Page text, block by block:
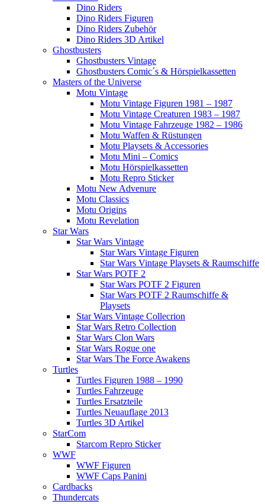
Dino Riders
Dino Riders Figuren
Dino Riders Zubehör
Dino Riders 3D Artikel
Ghostbusters
Ghostbusters Vintage
Ghostbusters Comic´s & Hörspielkassetten
Masters of the Universe
Motu Vintage
Motu Vintage Figuren 1981 – 1987
Motu Vintage Creaturen 1983 – 1987
Motu Vintage Fahrzeuge 1982 – 1986
Motu Waffen & Rüstungen
Motu Playsets & Accessories
Motu Mini – Comics
Motu Hörspielkassetten
Motu Repro Sticker
Motu New Advenure
Motu Classics
Motu Origins
Motu Revelation
Star Wars
Star Wars Vintage
Star Wars Vintage Figuren
Star Wars Vintage Playsets & Raumschiffe
Star Wars POTF 2
Star Wars POTF 2 Figuren
Star Wars POTF 2 Raumschiffe &
Playsets
Star Wars Vintage Collecrion
Star Wars Retro Collection
Star Wars Clon Wars
Star Wars Rogue one
Star Wars The Force Awakens
Turtles
Turtles Figuren 1988 – 1990
Turtles Fahrzeuge
Turtles Ersatzteile
Turtles Neuauflage 2013
Turtles 3D Artikel
StarCom
Starcom Repro Sticker
WWF
WWF Figuren
WWF Caps Panini
Cardbacks
Thundercats